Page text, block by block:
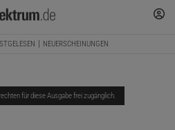
NEUERSCHEINUNGEN
für diese Ausgabe frei zugänglich.